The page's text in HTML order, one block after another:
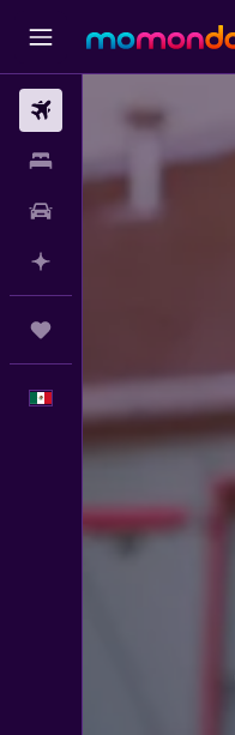
Vuelos
Alojamientos